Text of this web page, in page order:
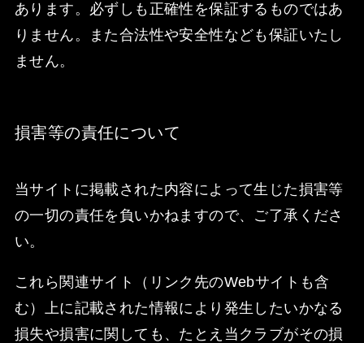
あります。必ずしも正確性を保証するものではあ
りません。また合法性や安全性なども保証いたし
ません。
損害等の責任について
当サイトに掲載された内容によって生じた損害等
の一切の責任を負いかねますので、ご了承くださ
い。
これら関連サイト（リンク先のWebサイトも含
む）上に記載された情報により発生したいかなる
損失や損害に関しても、たとえ当クラブがその損